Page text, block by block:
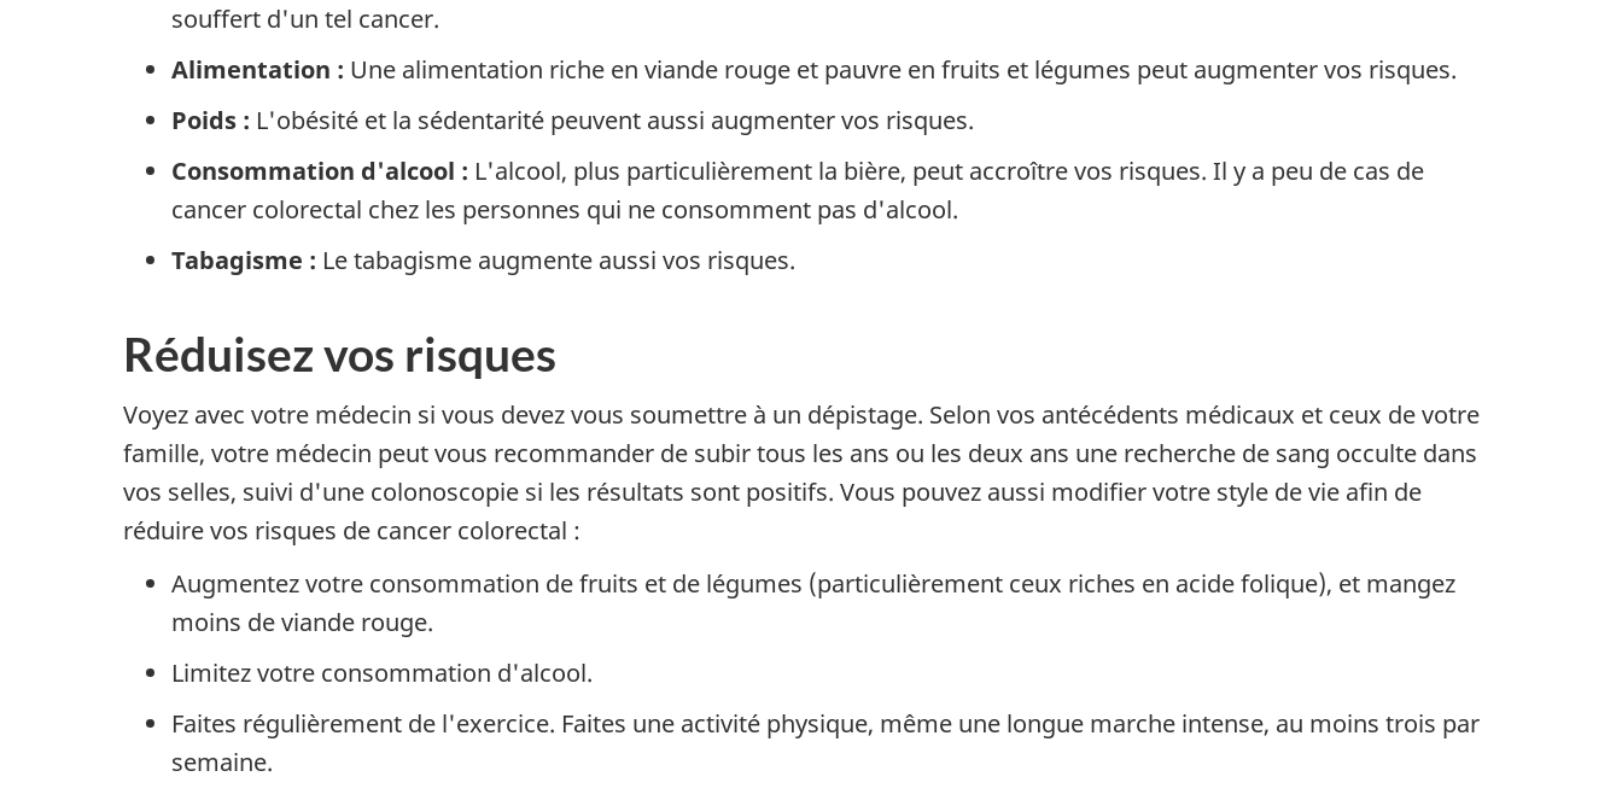
souffert d'un tel cancer.
Alimentation : Une alimentation riche en viande rouge et pauvre en fruits et légumes peut augmenter vos risques.
Poids : L'obésité et la sédentarité peuvent aussi augmenter vos risques.
Consommation d'alcool : L'alcool, plus particulièrement la bière, peut accroître vos risques. Il y a peu de cas de
cancer colorectal chez les personnes qui ne consomment pas d'alcool.
Tabagisme : Le tabagisme augmente aussi vos risques.
Réduisez vos risques
Voyez avec votre médecin si vous devez vous soumettre à un dépistage. Selon vos antécédents médicaux et ceux de votre
famille, votre médecin peut vous recommander de subir tous les ans ou les deux ans une recherche de sang occulte dans
vos selles, suivi d'une colonoscopie si les résultats sont positifs. Vous pouvez aussi modifier votre style de vie afin de
réduire vos risques de cancer colorectal :
Augmentez votre consommation de fruits et de légumes (particulièrement ceux riches en acide folique), et mangez
moins de viande rouge.
Limitez votre consommation d'alcool.
Faites régulièrement de l'exercice. Faites une activité physique, même une longue marche intense, au moins trois par
semaine.